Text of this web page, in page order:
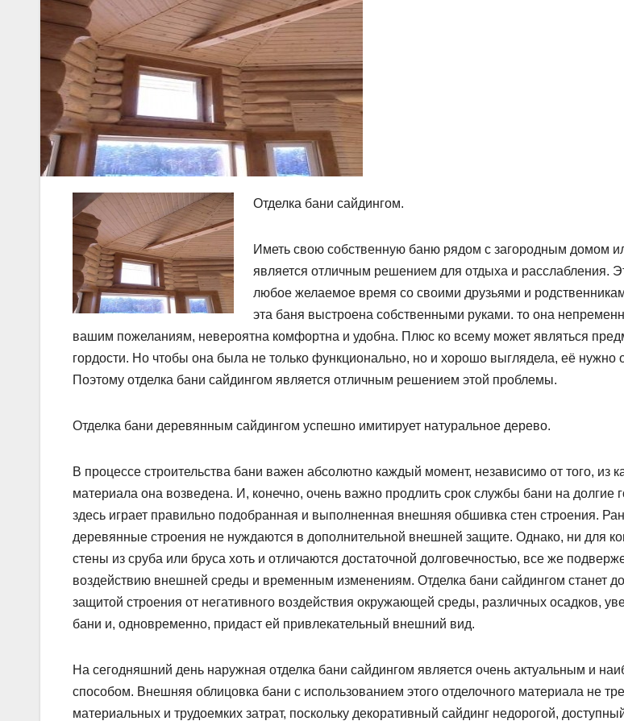
Отделка бани сайдингом.
Иметь свою собственную баню рядом с загородным домом
является отличным решением для отдыха и расслабления.
любое желаемое время со своими друзьями и
эта баня выстроена собственными руками. то она
вашим пожеланиям, невероятна комфортна и удобна. Плюс ко всему может являться
гордости. Но чтобы она была не только функционально, но и хорошо выглядела, её нужно
Поэтому отделка бани сайдингом является отличным решением этой проблемы.
Отделка бани деревянным сайдингом успешно имитирует натуральное дерево.
В процессе строительства бани важен абсолютно каждый момент, независимо от того, из
материала она возведена. И, конечно, очень важно продлить срок службы бани на долгие
здесь играет правильно подобранная и выполненная внешняя обшивка стен строения.
деревянные строения не нуждаются в дополнительной внешней защите. Однако, ни для
стены из сруба или бруса хоть и отличаются достаточной долговечностью, все же
воздействию внешней среды и временным изменениям. Отделка бани сайдингом станет
защитой строения от негативного воздействия окружающей среды, различных осадков,
бани и, одновременно, придаст ей привлекательный внешний вид.
На сегодняшний день наружная отделка бани сайдингом является очень актуальным и
способом. Внешняя облицовка бани с использованием этого отделочного материала не
материальных и трудоемких затрат, поскольку декоративный сайдинг недорогой,